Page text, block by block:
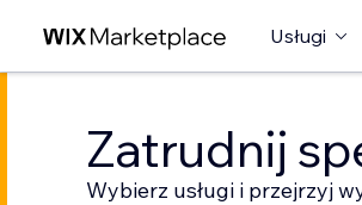
Usługi
Zatrudnij
Wybierz usługi i przejrzyj